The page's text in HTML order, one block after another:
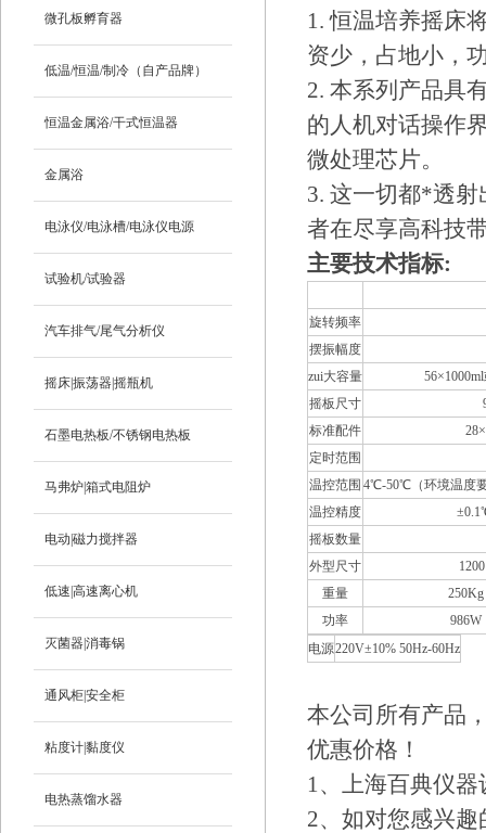
微孔板孵育器
低温/恒温/制冷（自产品牌）
恒温金属浴/干式恒温器
金属浴
电泳仪/电泳槽/电泳仪电源
试验机/试验器
汽车排气/尾气分析仪
摇床|振荡器|摇瓶机
石墨电热板/不锈钢电热板
马弗炉|箱式电阻炉
电动|磁力搅拌器
低速|高速离心机
灭菌器|消毒锅
通风柜|安全柜
粘度计|黏度仪
电热蒸馏水器
1. 恒温培养摇床
资少，占地小，
2. 本系列产品具
的人机对话操作
微处理芯片。
3. 这一切都*透
者在尽享高科技
主要技术指标:
旋转频率
摆振幅度
zui大容量
摇板尺寸
标准配件
定时范围
温控范围 4℃-50℃（环境温度
温控精度
摇板数量
外型尺寸
重量
250Kg
功率
986W
电源220V±10% 50Hz-60Hz
本公司所有产品
优惠价格！
1、上海百典仪
2、如对您感兴